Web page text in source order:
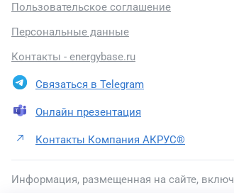
Пользовательское соглашение
Персональные данные
Контакты - energybase.ru
Связаться в Telegram
Онлайн презентация
Контакты Компания АКРУС®
Информация, размещенная на сайте,